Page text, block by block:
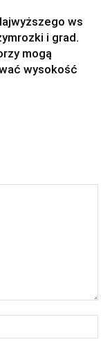
ws
i grad.
mogą
wysokość